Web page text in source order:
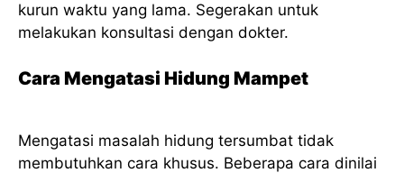
kurun waktu yang lama. Segerakan untuk
melakukan konsultasi dengan dokter.
Cara Mengatasi Hidung Mampet
Mengatasi masalah hidung tersumbat tidak
membutuhkan cara khusus. Beberapa cara dinilai